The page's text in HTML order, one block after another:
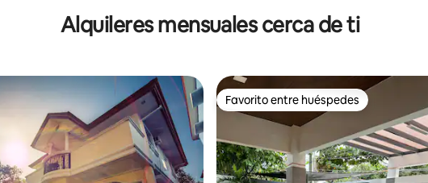
Alquileres mensuales cerca de ti
Favorito entre huéspedes
Favorito entre huéspedes